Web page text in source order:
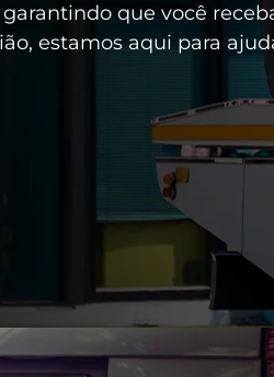
garantindo que você
estamos aqui para